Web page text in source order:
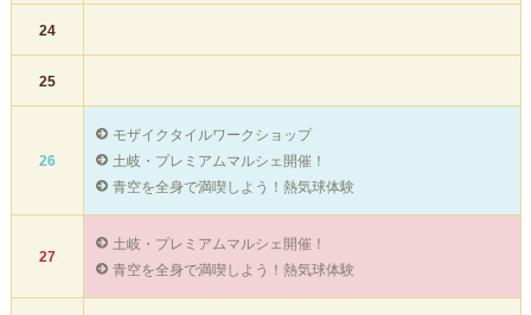
24
25
26
モザイクタイルワークショップ
土岐・プレミアムマルシェ開催！
青空を全身で満喫しよう！熱気球体験
27
土岐・プレミアムマルシェ開催！
青空を全身で満喫しよう！熱気球体験